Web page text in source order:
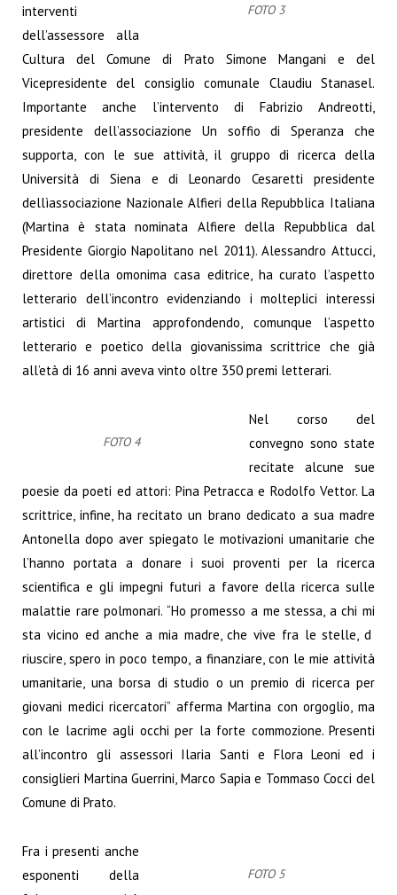
FOTO 3
interventi
dell’assessore alla
Cultura del Comune di Prato Simone Mangani e del
Vicepresidente del consiglio comunale Claudiu Stanasel.
Importanteanche l’intervento di Fabrizio Andreotti,
presidente dell’associazione Un soffio di Speranza che
supporta, con le sue attività, il gruppo di ricerca della
Università di Siena e di LeonardoCesaretti presidente
dellìassociazione Nazionale Alfieri della Repubblica Italiana
(Martina è stata nominata Alfiere della Repubblica dal
Presidente Giorgio Napolitano nel 2011). Alessandro Attucci,
direttore della omonima casa editrice, ha curato l’aspetto
letterario dell’incontroevidenziando i molteplici interessi
artistici di Martina approfondendo, comunque l’aspetto
letterario e poetico della giovanissima scrittrice che già
all’età di 16 anni aveva vinto oltre 350 premi letterari.
FOTO 4
Nel corso del
convegno sono state
recitate alcune sue
poesie da poeti ed attori: Pina Petracca e Rodolfo Vettor. La
scrittrice, infine, ha recitato un brano dedicato a sua madre
Antonella dopo aver spiegato le motivazioni umanitarie che
l’hanno portata a donare i suoiproventi per la ricerca
scientifica e gli impegni futuri a favore della ricerca sulle
malattie rarepolmonari. “Ho promesso a me stessa, a chi mi
sta vicino ed anche a mia madre, che vive fra lestelle, d
riuscire, spero in poco tempo, a finanziare, con le mie attività
umanitarie, una borsa di studio o un premio di ricerca per
giovani medici ricercatori” afferma Martina con orgoglio, ma
con le lacrime agli occhi per la forte commozione. Presenti
all’incontro gli assessori Ilaria Santi e Flora Leoni ed i
consiglieri Martina Guerrini, Marco Sapia e Tommaso Cocci del
Comune di Prato.
FOTO 5
Fra i presenti anche
esponenti della